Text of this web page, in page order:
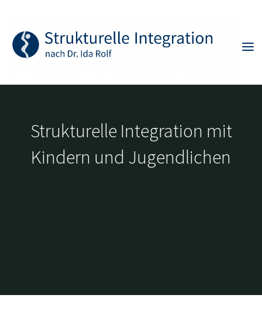
Strukturelle Integration mit
Kindern und Jugendlichen